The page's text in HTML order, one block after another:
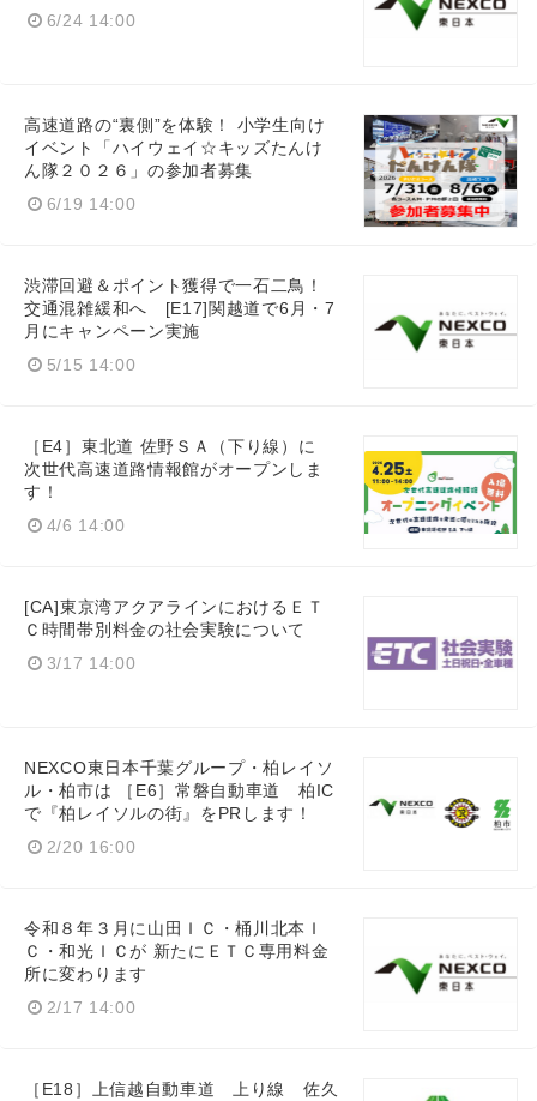
6/24 14:00
高速道路の“裏側”を体験！ 小学生向け
イベント「ハイウェイ☆キッズたんけ
ん隊２０２６」の参加者募集
6/19 14:00
渋滞回避＆ポイント獲得で一石二鳥！
交通混雑緩和へ [E17]関越道で6月・7
月にキャンペーン実施
5/15 14:00
［E4］東北道 佐野ＳＡ（下り線）に
次世代高速道路情報館がオープンしま
す！
4/6 14:00
[CA]東京湾アクアラインにおけるＥＴ
Ｃ時間帯別料金の社会実験について
3/17 14:00
NEXCO東日本千葉グループ・柏レイソ
ル・柏市は ［E6］常磐自動車道 柏IC
で『柏レイソルの街』をPRします！
2/20 16:00
令和８年３月に山田ＩＣ・桶川北本Ｉ
Ｃ・和光ＩＣが 新たにＥＴＣ専用料金
所に変わります
2/17 14:00
［E18］上信越自動車道 上り線 佐久
Japanese
English